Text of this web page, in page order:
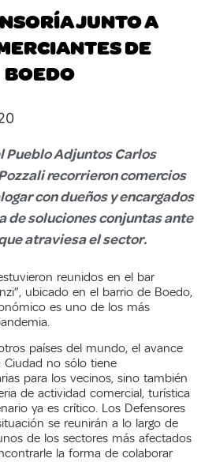
JUNTO A
DE
BOEDO
Pueblo Adjuntos Carlos
recorrieron comercios
con dueños y encargados
de soluciones conjuntas ante
atraviesa el sector.
reunidos en el bar
ubicado en el barrio de Boedo,
es uno de los más
países del mundo, el avance
Ciudad no sólo tiene
para los vecinos, sino también
de actividad comercial, turística
ya es crítico. Los Defensores
se reunirán a lo largo de
de los sectores más afectados
la forma de colaborar